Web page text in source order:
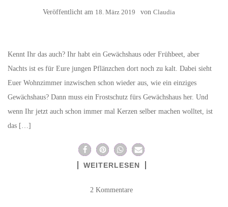
Veröffentlicht am 18. März 2019 von Claudia
Kennt Ihr das auch? Ihr habt ein Gewächshaus oder Frühbeet, aber
Nachts ist es für Eure jungen Pflänzchen dort noch zu kalt. Dabei sieht
Euer Wohnzimmer inzwischen schon wieder aus, wie ein einziges
Gewächshaus? Dann muss ein Frostschutz fürs Gewächshaus her. Und
wenn Ihr jetzt auch schon immer mal Kerzen selber machen wolltet, ist
das […]
WEITERLESEN
2 Kommentare